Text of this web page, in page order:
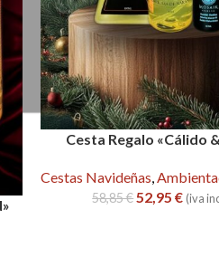
Cesta Regalo «Cálido
Cestas Navideñas,
58,85€52,95€ (iva